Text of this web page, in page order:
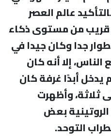
عالم العصر
قريب من مستوى ذكاء
جدا وكان جيدا في
إلا أنه كان
يدخل أبدًا غرفة كان
ثلاثة، وأظهرت
بعض
التوحد.